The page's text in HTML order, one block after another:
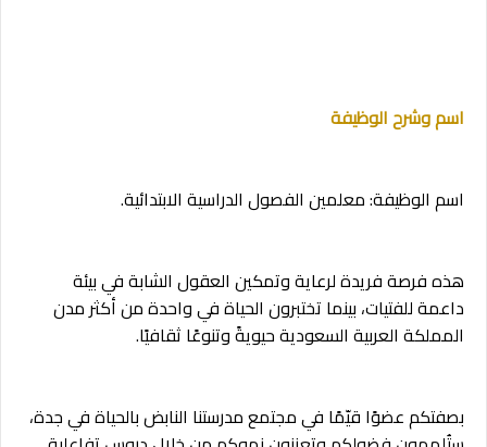
اسم وشرح الوظيفة
اسم الوظيفة: معلمين الفصول الدراسية الابتدائية.
هذه فرصة فريدة لرعاية وتمكين العقول الشابة في بيئة
داعمة للفتيات، بينما تختبرون الحياة في واحدة من أكثر مدن
المملكة العربية السعودية حيويةً وتنوعًا ثقافيًا.
بصفتكم عضوًا قيّمًا في مجتمع مدرستنا النابض بالحياة في جدة،